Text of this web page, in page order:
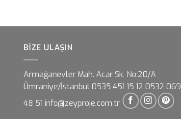
BIZE ULAŞIN
Armağanevler Mah. Acar Sk. No:20/A
Ümraniye/İstanbul 0535 451 15 12 0532 069
48 51 info@zeyproje.com.tr